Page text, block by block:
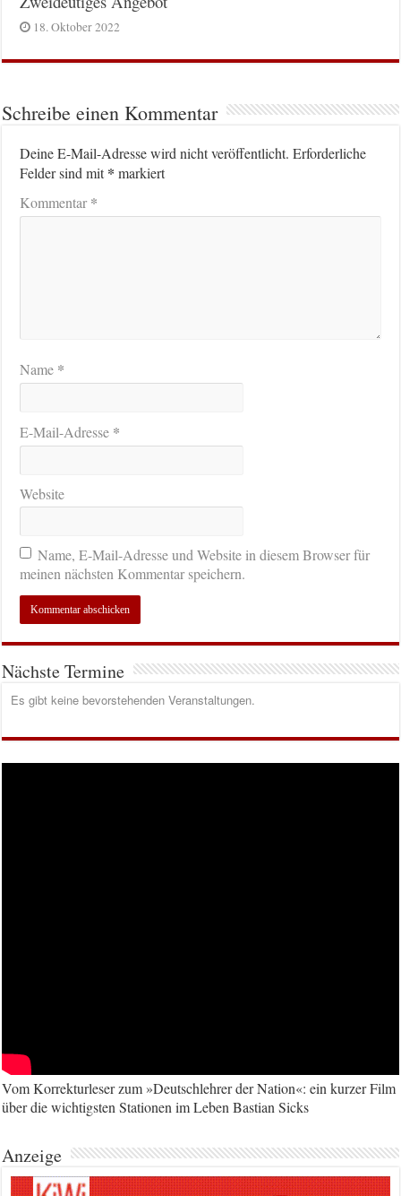
18. Oktober 2022
Schreibe einen Kommentar
Deine E-Mail-Adresse wird nicht veröffentlicht. Erforderliche
Felder sind mit* markiert
Kommentar*
Name *
E-Mail-Adresse *
Website
Name, E-Mail-Adresse und Website in diesem Browser für
meinen nächsten Kommentar speichern.
Nächste Termine
Es gibt keine bevorstehenden Veranstaltungen.
Vom Korrekturleser zum »Deutschlehrer der Nation«: ein kurzer Film
über die wichtigsten Stationen im Leben Bastian Sicks
Anzeige